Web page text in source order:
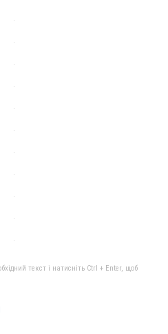
текст і натисніть Ctrl + Enter, щоб